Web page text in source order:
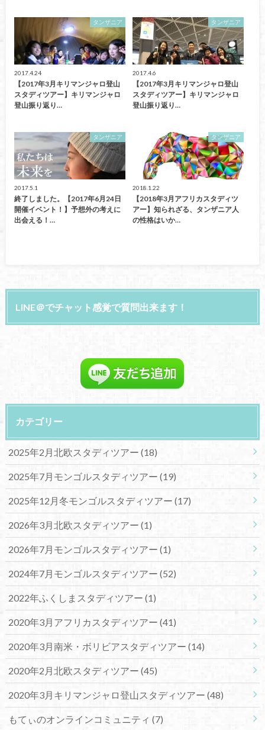
タンザニア
2017.4.24
【2017年3月キリマンジャロ登山
スタディツアー】キリマンジャロ
登山振り返り…
タンザニア
2017.4.6
【2017年3月キリマンジャロ登山
スタディツアー】キリマンジャロ
登山振り返り…
タンザニア
2017.5.1
終了しました。【2017年6月24日
開催イベント！】予想外の考えに
出会える！…
タンザニア
2018.1.22
【2018年3月アフリカスタディツ
アー】知られざる、タンザニア人
の性格はいか…
LINE＠でチャット感覚で質問出来ます！
カテゴリー
2025年2月北欧スタディツアー (18)
2025年7月モンゴルスタディツアー (19)
2025年12月冬モンゴルスタディツアー (17)
2026年3月北欧スタディツアー (1)
2026年7月モンゴルスタディツアー (1)
2024年7月モンゴルスタディツアー (52)
2022年ふくしまスタディツアー (1)
2020年3月アフリカスタディツアー (41)
2020年3月南米・ボリビアスタディツアー (14)
2020年2月北欧スタディツアー (45)
2020年3月キリマンジャロ登山スタディツアー (48)
もてぃのオンラインコミュニティ (7)